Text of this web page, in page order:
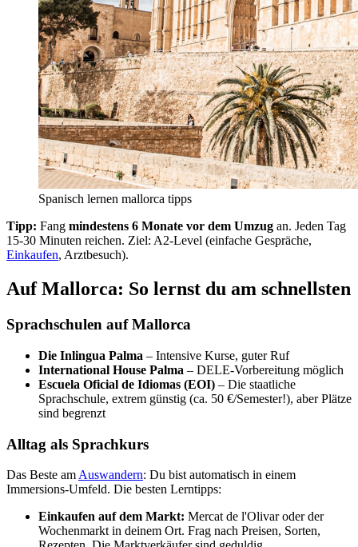
Spanisch lernen mallorca tipps
Tipp: Fang mindestens 6 Monate vor dem Umzug an. Jeden Tag
15-30 Minuten reichen. Ziel: A2-Level (einfache Gespräche,
Einkaufen, Arztbesuch).
Auf Mallorca: So lernst du am schnellsten
Sprachschulen auf Mallorca
Die Inlingua Palma – Intensive Kurse, guter Ruf
International House Palma – DELE-Vorbereitung möglich
Escuela Oficial de Idiomas (EOI) – Die staatliche
Sprachschule, extrem günstig (ca. 50 €/Semester!), aber Plätze
sind begrenzt
Alltag als Sprachkurs
Das Beste am Auswandern: Du bist automatisch in einem
Immersions-Umfeld. Die besten Lerntipps:
Einkaufen auf dem Markt: Mercat de l'Olivar oder der
Wochenmarkt in deinem Ort. Frag nach Preisen, Sorten,